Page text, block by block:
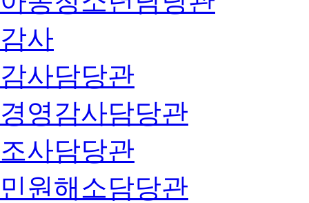
감사
감사담당관
경영감사담당관
조사담당관
민원해소담당관